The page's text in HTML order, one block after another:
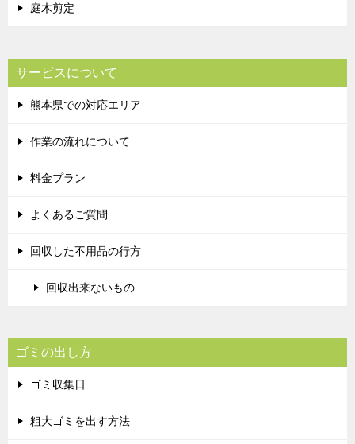
庭木剪定
サービスについて
熊本県での対応エリア
作業の流れについて
料金プラン
よくあるご質問
回収した不用品の行方
回収出来ないもの
ゴミの出し方
ゴミ収集日
粗大ゴミを出す方法